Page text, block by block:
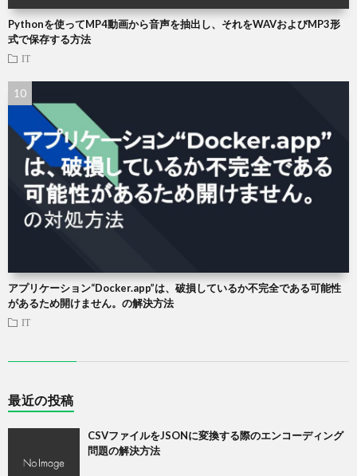
Pythonを使ってMP4動画から音声を抽出し、それをWAVおよびMP3形
式で保存する方法
IT
アプリケーション“Docker.app”は、破損しているか不完全である可能性
があるため開けません。の解決方法
IT
最近の投稿
CSVファイルをJSONに変換する際のエンコーディング
問題の解決方法